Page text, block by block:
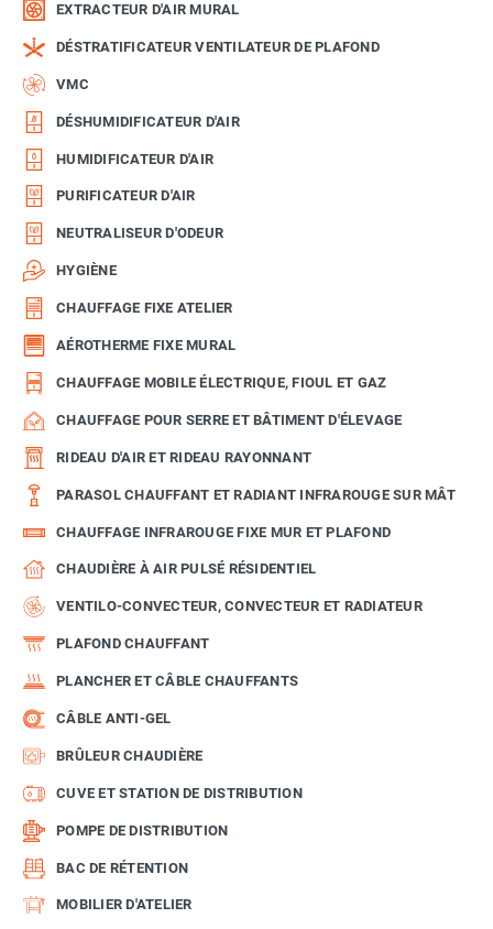
EXTRACTEUR D'AIR MURAL
DÉSTRATIFICATEUR VENTILATEUR DE PLAFOND
VMC
DÉSHUMIDIFICATEUR D'AIR
HUMIDIFICATEUR D'AIR
PURIFICATEUR D'AIR
NEUTRALISEUR D'ODEUR
HYGIÈNE
CHAUFFAGE FIXE ATELIER
AÉROTHERME FIXE MURAL
CHAUFFAGE MOBILE ÉLECTRIQUE, FIOUL ET GAZ
CHAUFFAGE POUR SERRE ET BÂTIMENT D'ÉLEVAGE
RIDEAU D'AIR ET RIDEAU RAYONNANT
PARASOL CHAUFFANT ET RADIANT INFRAROUGE SUR MÂT
CHAUFFAGE INFRAROUGE FIXE MUR ET PLAFOND
CHAUDIÈRE À AIR PULSÉ RÉSIDENTIEL
VENTILO-CONVECTEUR, CONVECTEUR ET RADIATEUR
PLAFOND CHAUFFANT
PLANCHER ET CÂBLE CHAUFFANTS
CÂBLE ANTI-GEL
BRÛLEUR CHAUDIÈRE
CUVE ET STATION DE DISTRIBUTION
POMPE DE DISTRIBUTION
BAC DE RÉTENTION
MOBILIER D'ATELIER